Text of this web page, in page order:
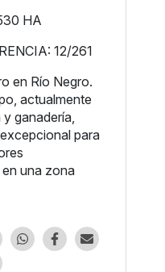
HA
12/261
en Río Negro.
actualmente
ganadería,
para
una zona